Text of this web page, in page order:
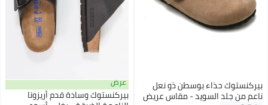
بيركنستوك حذاء بوسطن ذو نعل
ناعم من جلد السويد - مقاس عريض
عرض
بيركنستوك وسادة قدم أريزونا